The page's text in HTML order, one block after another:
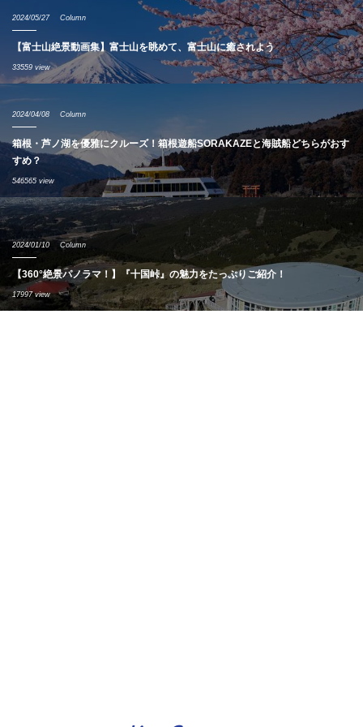
2024/05/27 Column
【富士山絶景動画集】富士山を眺めて、富士山に癒されよう
33559 view
2024/04/08 Column
箱根・芦ノ湖を優雅にクルーズ！箱根遊船SORAKAZEと海賊船どちらがおす
すめ？
546565 view
2024/01/10 Column
【360°絶景パノラマ！】『十国峠』の魅力をたっぷりご紹介！
17997 view